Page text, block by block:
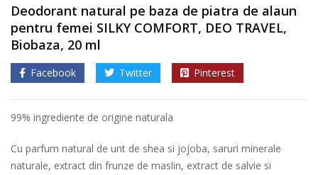
Deodorant natural pe baza de piatra de alaun
pentru femei SILKY COMFORT, DEO TRAVEL,
Biobaza, 20 ml
Facebook Twitter Pinterest
99% ingrediente de origine naturala
Cu parfum natural de unt de shea si jojoba, saruri minerale
naturale, extract din frunze de maslin, extract de salvie si